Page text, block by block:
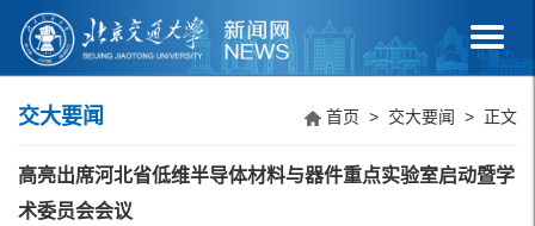
交大要闻 首页 > 交大要闻 > 正文
高亮出席河北省低维半导体材料与器件重点实验室启动暨学
术委员会会议